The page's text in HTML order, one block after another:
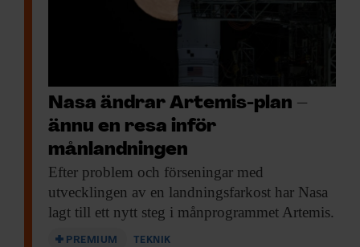
Nasa ändrar Artemis-plan –
ännu en resa inför
månlandningen
Efter problem och förseningar med
utvecklingen av en landningsfarkost har Nasa
lagt till ett nytt steg i månprogrammet Artemis.
PREMIUM TEKNIK